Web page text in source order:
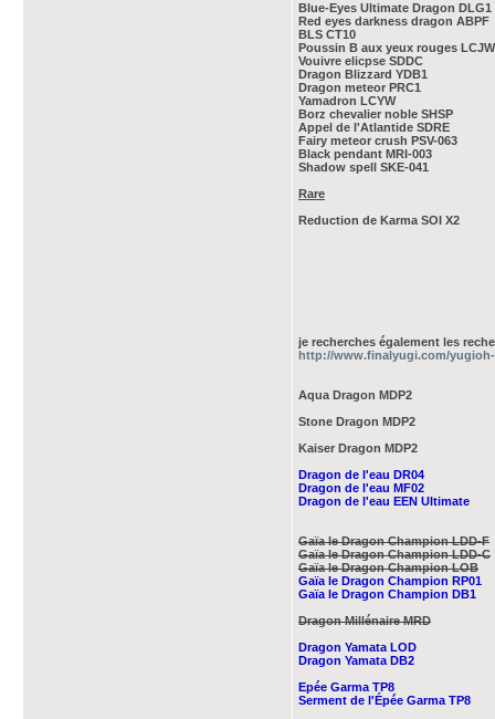
Blue-Eyes Ultimate Dragon DLG1
Red eyes darkness dragon ABPF
BLS CT10
Poussin B aux yeux rouges LCJW
Vouivre elicpse SDDC
Dragon Blizzard YDB1
Dragon meteor PRC1
Yamadron LCYW
Borz chevalier noble SHSP
Appel de l'Atlantide SDRE
Fairy meteor crush PSV-063
Black pendant MRI-003
Shadow spell SKE-041
Rare
Reduction de Karma SOI X2
je recherches également les
http://www.finalyugi.com/
Aqua Dragon MDP2
Stone Dragon MDP2
Kaiser Dragon MDP2
Dragon de l'eau DR04
Dragon de l'eau MF02
Dragon de l'eau EEN Ultimate
Gaïa le Dragon Champion LDD-F
Gaïa le Dragon Champion LDD-C
Gaïa le Dragon Champion LOB
Gaïa le Dragon Champion RP01
Gaïa le Dragon Champion DB1
Dragon Millénaire MRD
Dragon Yamata LOD
Dragon Yamata DB2
Epée Garma TP8
Serment de l'Épée Garma TP8